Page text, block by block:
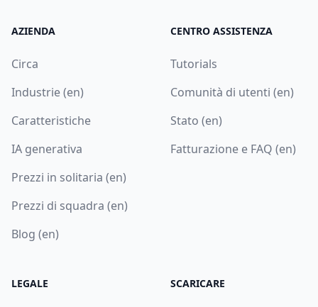
AZIENDA
Circa
Industrie (en)
Caratteristiche
IA generativa
Prezzi in solitaria (en)
Prezzi di squadra (en)
Blog (en)
CENTRO ASSISTENZA
Tutorials
Comunità di utenti (en)
Stato (en)
Fatturazione e FAQ (en)
LEGALE SCARICARE